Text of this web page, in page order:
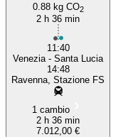
0.88 kg CO2
2 h 36 min
11:40
Venezia - Santa Lucia
14:48
Ravenna, Stazione FS
1 cambio
2 h 36 min
7.012,00 €